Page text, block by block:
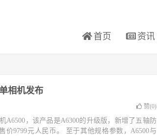
首页 资讯
相机发布
赞(0)
A6500，该产品是A6300的升级版，新增了五轴防
9799元人民币。 至于其他规格参数，A6500与